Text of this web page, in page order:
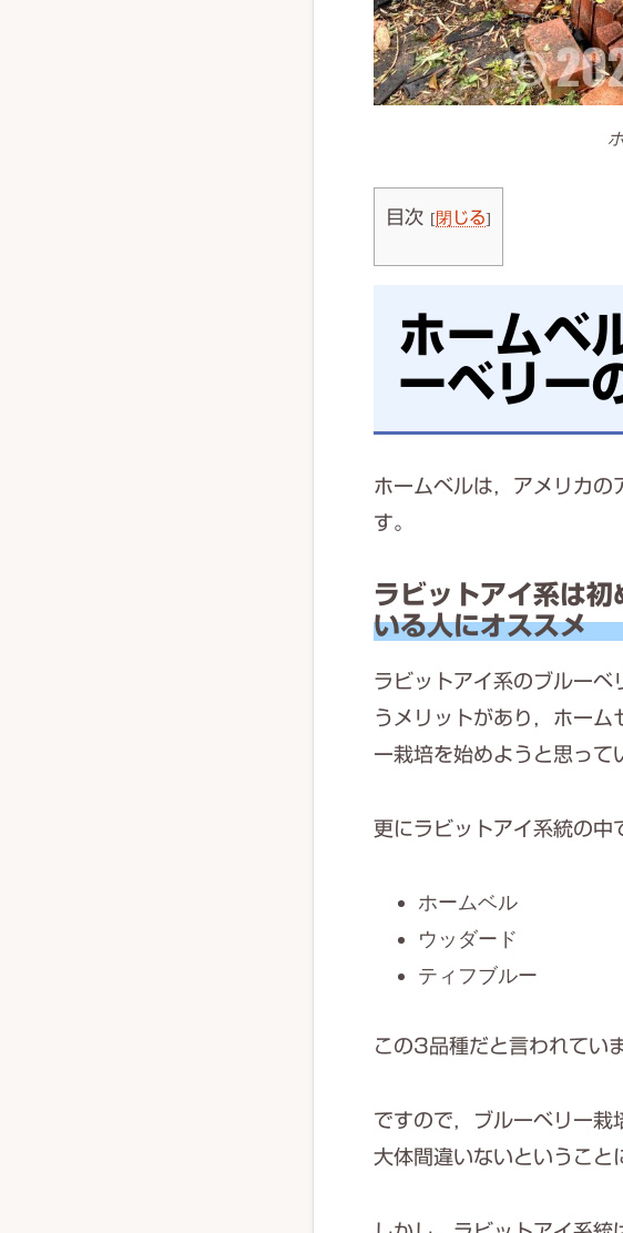
目次 [閉じる]
ホームベ
ーベリー
ホームベルは，アメリカの
す。
ラビットアイ系は
いる人にオススメ
ラビットアイ系のブルーベ
うメリットがあり，ホーム
ー栽培を始めようと思って
更にラビットアイ系統の中
ホームベル
ウッダード
ティフブルー
この3品種だと言われてい
ですので，ブルーベリー栽
大体間違いないということ